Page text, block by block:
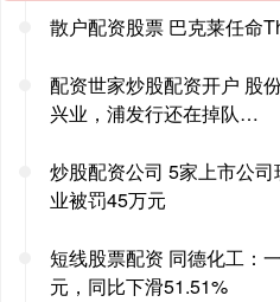
散户配资股票 巴克莱任命
配资世家炒股配资开户 股
兴业，浦发行还在掉队…
炒股配资公司 5家上市公
业被罚45万元
短线股票配资 同德化工：
元，同比下滑51.51%